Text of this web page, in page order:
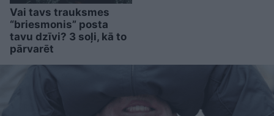
Vai tavs trauksmes
“briesmonis” posta
tavu dzīvi? 3 soļi, kā to
pārvarēt